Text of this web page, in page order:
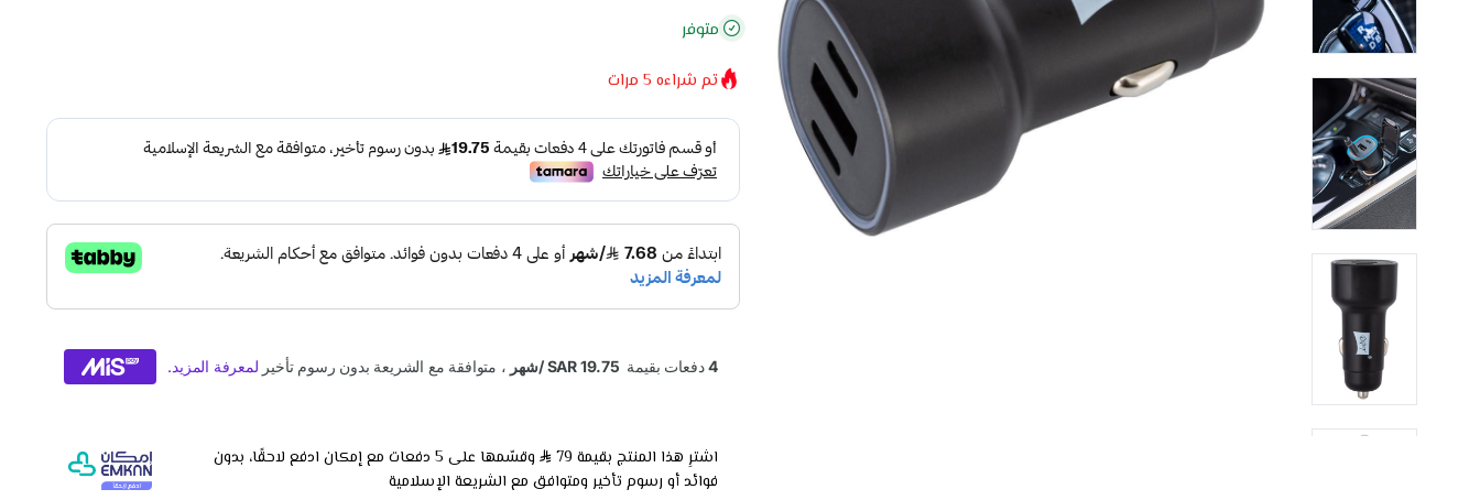
متوفر
تم شراءه 5 مرات
اشترِ هذا المنتج بقيمة 79
وقسّمها على 5 دفعات مع إمكان ادفع لاحقًا، بدون
فوائد أو رسوم تأخير ومتوافق مع الشريعة الإسلامية